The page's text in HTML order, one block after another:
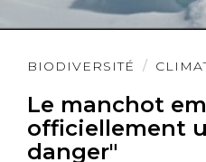
laurence valon 18
BIODIVERSITÉ
Le manchot
officiellement
danger"
Lire